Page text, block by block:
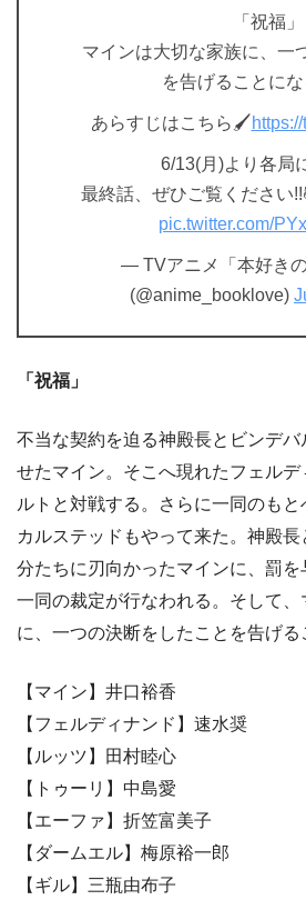
「祝福」
マインは大切な家族に、一
を告げることに
あらすじはこちら🖌️
6/13(月)より各局
最終話、ぜひご覧ください
pic.twitter.com/
— TVアニメ「本好き
(@anime_booklove)
「祝福」
不当な契約を迫る神殿長とビンデバ
せたマイン。そこへ現れたフェル
ルトと対戦する。さらに一同のも
カルステッドもやって来た。神殿
分たちに刃向かったマインに、罰を
一同の裁定が行なわれる。そして
に、一つの決断をしたことを告げ
【マイン】井口裕香
【フェルディナンド】速水奨
【ルッツ】田村睦心
【トゥーリ】中島愛
【エーファ】折笠富美子
【ダームエル】梅原裕一郎
【ギル】三瓶由布子